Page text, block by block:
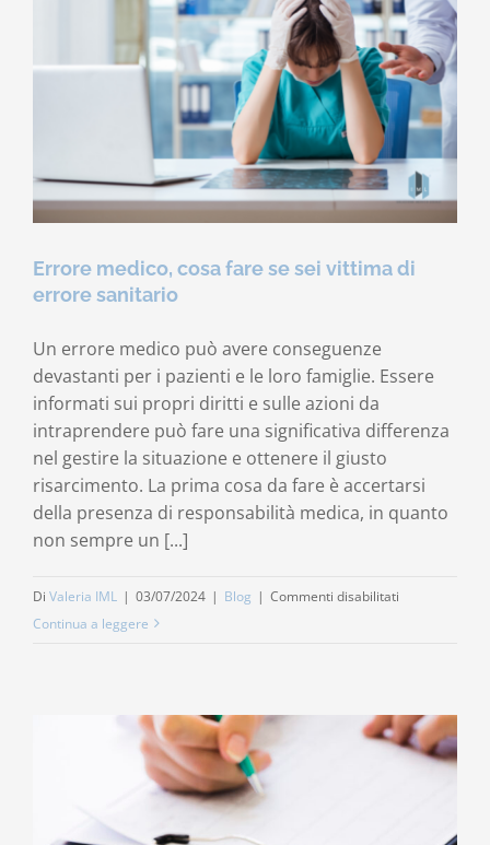
errore
medico
in
passi
Errore medico, cosa fare se sei vittima di
errore sanitario
Un errore medico può avere conseguenze
devastanti per i pazienti e le loro famiglie. Essere
informati sui propri diritti e sulle azioni da
intraprendere può fare una significativa differenza
nel gestire la situazione e ottenere il giusto
risarcimento. La prima cosa da fare è accertarsi
della presenza di responsabilità medica, in quanto
non sempre un [...]
Di Valeria IML | 03/07/2024 | Blog | Commenti disabilitati
se
sei
Continua a leggere